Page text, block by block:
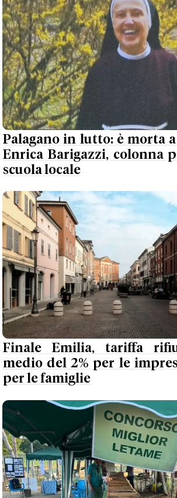
Palagano in lutto: è morta
Enrica Barigazzi, colonna
scuola locale
Finale Emilia, tariffa
medio del 2% per le
per le famiglie